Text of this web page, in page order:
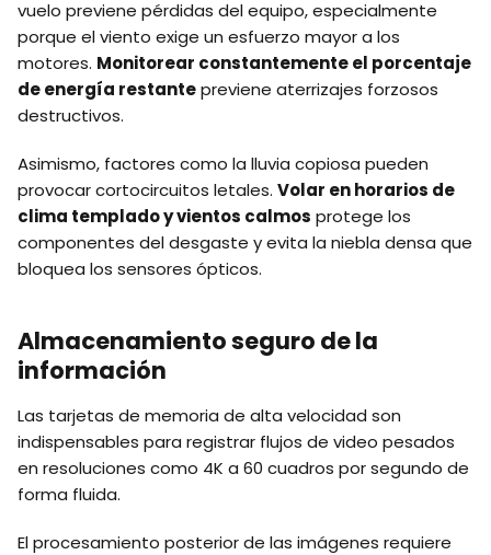
vuelo previene pérdidas del equipo, especialmente
porque el viento exige un esfuerzo mayor a los
motores. Monitorear constantemente el porcentaje
de energía restantepreviene aterrizajes forzosos
destructivos.
Asimismo, factores como la lluvia copiosa pueden
provocar cortocircuitos letales. Volar en horarios de
clima templado y vientos calmos protege los
componentes del desgaste y evita la niebla densa que
bloquea los sensores ópticos.
Almacenamiento seguro de la
información
Las tarjetas de memoria de alta velocidad son
indispensables para registrar flujos de video pesados
en resoluciones como 4K a 60 cuadros por segundo de
forma fluida.
El procesamiento posterior de las imágenes requiere